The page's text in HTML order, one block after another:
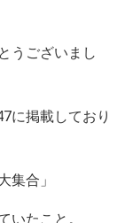
うございまし
に掲載しており
集合」
たこと。